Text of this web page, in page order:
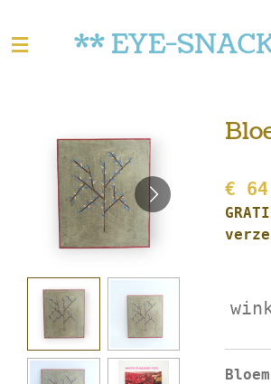
direct
** EYE-
€